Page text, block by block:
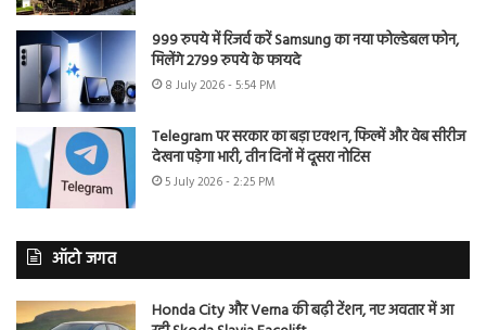
999 रुपये में रिजर्व करें Samsung का नया फोल्डेबल फोन,
मिलेंगे 2799 रुपये के फायदे
8 July 2026 - 5:54 PM
Telegram पर सरकार का बड़ा एक्शन, फिल्में और वेब सीरीज
देखना पड़ेगा भारी, तीन दिनों में दूसरा नोटिस
5 July 2026 - 2:25 PM
ऑटो जगत
Honda City और Verna की बढ़ी टेंशन, नए अवतार में आ